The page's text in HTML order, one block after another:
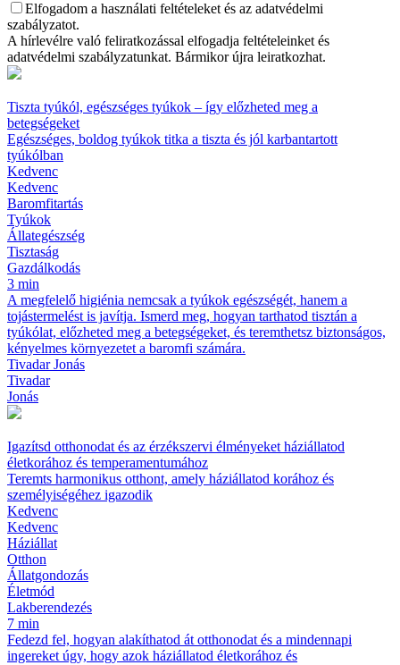
Elfogadom a használati feltételeket és az adatvédelmi
szabályzatot.
A hírlevélre való feliratkozással elfogadja feltételeinket és
adatvédelmi szabályzatunkat. Bármikor újra leiratkozhat.
Tiszta tyúkól, egészséges tyúkok – így előzheted meg a
betegségeket
Egészséges, boldog tyúkok titka a tiszta és jól karbantartott
tyúkólban
Kedvenc
Kedvenc
Baromfitartás
Tyúkok
Állategészség
Tisztaság
Gazdálkodás
3 min
A megfelelő higiénia nemcsak a tyúkok egészségét, hanem a
tojástermelést is javítja. Ismerd meg, hogyan tarthatod tisztán a
tyúkólat, előzheted meg a betegségeket, és teremthetsz biztonságos,
kényelmes környezetet a baromfi számára.
Tivadar Jonás
Tivadar
Jonás
Igazítsd otthonodat és az érzékszervi élményeket háziállatod
életkorához és temperamentumához
Teremts harmonikus otthont, amely háziállatod korához és
személyiségéhez igazodik
Kedvenc
Kedvenc
Háziállat
Otthon
Állatgondozás
Életmód
Lakberendezés
7 min
Fedezd fel, hogyan alakíthatod át otthonodat és a mindennapi
ingereket úgy, hogy azok háziállatod életkorához és